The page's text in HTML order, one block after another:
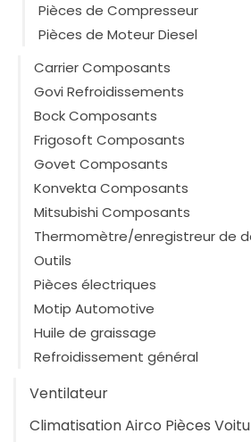
Pièces de Compresseur
Pièces de Moteur Diesel
Carrier Composants
Govi Refroidissements
Bock Composants
Frigosoft Composants
Govet Composants
Konvekta Composants
Mitsubishi Composants
Thermomètre/enregistreur de
Outils
Pièces électriques
Motip Automotive
Huile de graissage
Refroidissement général
Ventilateur
Climatisation Airco Pièces